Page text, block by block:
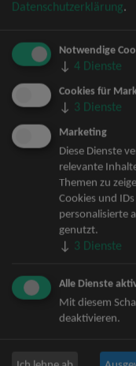
Santiano Tickets
Bryan Adams Tickets
Andreas Gabalier Tickets
Die Fantastischen Vier
Herbert Grönemeyer
Deep Purple Tickets
Howard Carpendale
Jan Delay & Disko No.1
Pur Tickets
Bob Dylan Tickets
Mark Forster Tickets
The Prodigy Tickets
Niedeckens BAP Tickets
Judas Priest Tickets
Datenschutzerklärung.
Notwendige
↓ 4 Dienste
Cookies für
↓ 3 Dienste
Marketing
Diese Dienste
relevante
Themen zu
Cookies und
personalisierte
genutzt.
↓ 3 Dienste
Alle Dienste
Mit diesem
deaktivieren.